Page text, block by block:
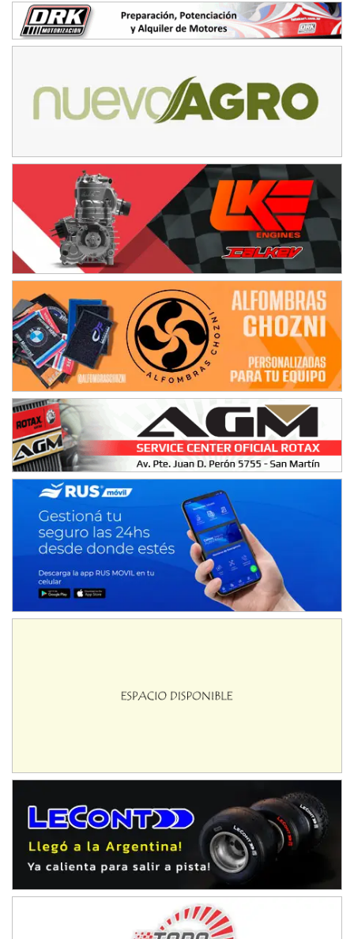
Humboldt (Santa Fe)
NORESTE SANTAFESINO - F6
SUR SANTAFESINO - F4
José Samuel Sánchez (Tierra)
TUCUMANO - F5
Juan Navarro (Asfalto)
El Timbó (Tucumán)